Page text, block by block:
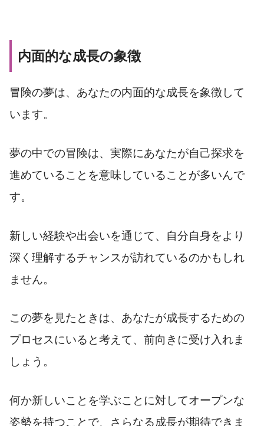
内面的な成長の象徴
冒険の夢は、あなたの内面的な成長を象徴して
います。
夢の中での冒険は、実際にあなたが自己探求を
進めていることを意味していることが多いんで
す。
新しい経験や出会いを通じて、自分自身をより
深く理解するチャンスが訪れているのかもしれ
ません。
この夢を見たときは、あなたが成長するための
プロセスにいると考えて、前向きに受け入れま
しょう。
何か新しいことを学ぶことに対してオープンな
姿勢を持つことで、さらなる成長が期待できま